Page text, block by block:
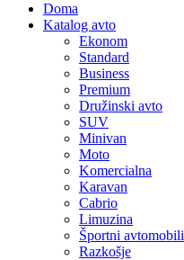
Doma
Katalog avto
Ekonom
Standard
Business
Premium
Družinski avto
SUV
Minivan
Moto
Komercialna
Karavan
Cabrio
Limuzina
Športni avtomobili
Razkošje